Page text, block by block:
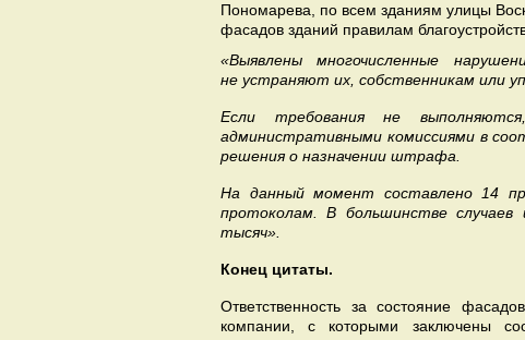
Пономарева, по всем зданиям улицы
фасадов зданий правилам
«Выявлены многочисленные
не устраняют их, собственникам или
Если требования не
административными комиссиями в
решения о назначении штрафа.
На данный момент составлено 14
протоколам. В большинстве
тысяч».
Конец цитаты.
Ответственность за состояние
компании, с которыми заключены